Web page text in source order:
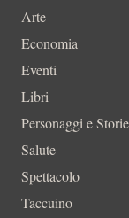
Arte
Economia
Eventi
Libri
Personaggi e Storie
Salute
Spettacolo
Taccuino